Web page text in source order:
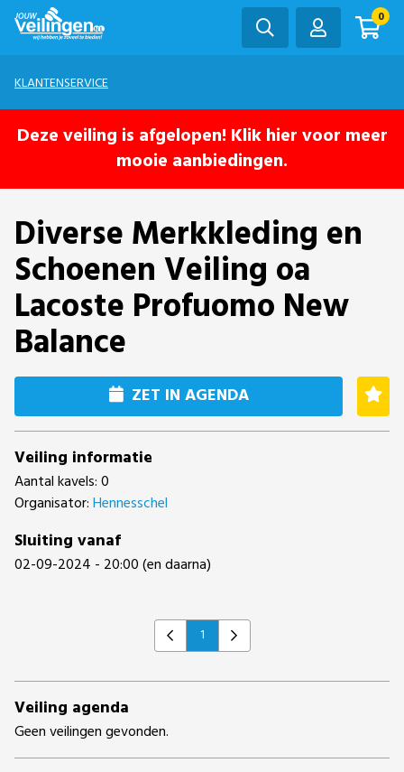
0
KLANTENSERVICE
Deze veiling is afgelopen! Klik hier voor meer
mooie aanbiedingen.
Diverse Merkkleding en
Schoenen Veiling oa
Lacoste Profuomo New
Balance
ZET IN AGENDA
Veiling informatie
Aantal kavels: 0
Organisator:Hennesschel
Sluiting vanaf
02-09-2024 - 20:00 (en daarna)
Previous
1 Next
Veiling agenda
Geen veilingen gevonden.